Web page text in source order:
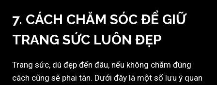
7. CÁCH CHĂM SÓC ĐỂ GIỮ
TRANG SỨC LUÔN ĐẸP
Trang sức, dù đẹp đến đâu, nếu không chăm đúng
cách cũng sẽ phai tàn. Dưới đây là một số lưu ý quan